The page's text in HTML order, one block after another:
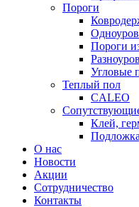
Пороги
Пороги
Угловые
Теплый пол
CALEO
Клей,
Подложка
О нас
Новости
Акции
Сотрудничество
Контакты